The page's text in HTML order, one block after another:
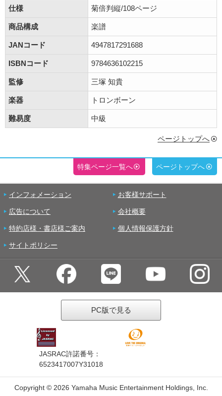
仕様 菊倍判縦/108ページ
商品構成 楽譜
JANコード 4947817291688
ISBNコード 9784636102215
監修 三塚 知貴
楽器 トロンボーン
難易度 中級
ページトップへ
特集ページ一覧へ ページトップへ
インフォメーション お客様サポート
広告について 会社概要
特約店様・書店様ご案内 個人情報保護方針
サイトポリシー
PC版で見る
JASRAC許諾番号：
6523417007Y31018
Copyright © 2026 Yamaha Music Entertainment Holdings, Inc.